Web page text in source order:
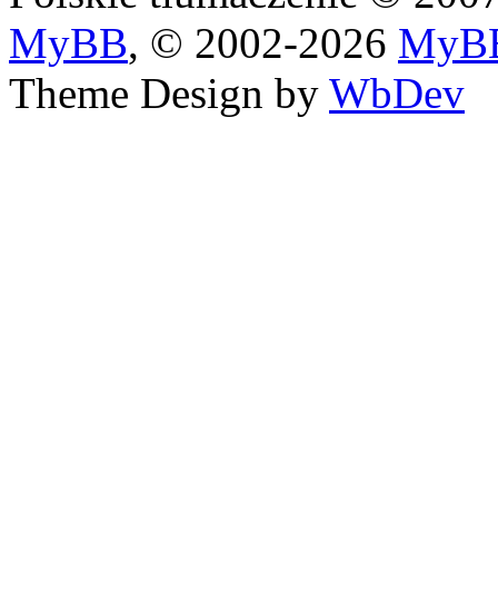
MyBB, © 2002-2026
Theme Design by WbDev